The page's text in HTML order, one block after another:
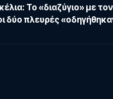
Το «διαζύγιο» με
δύο πλευρές